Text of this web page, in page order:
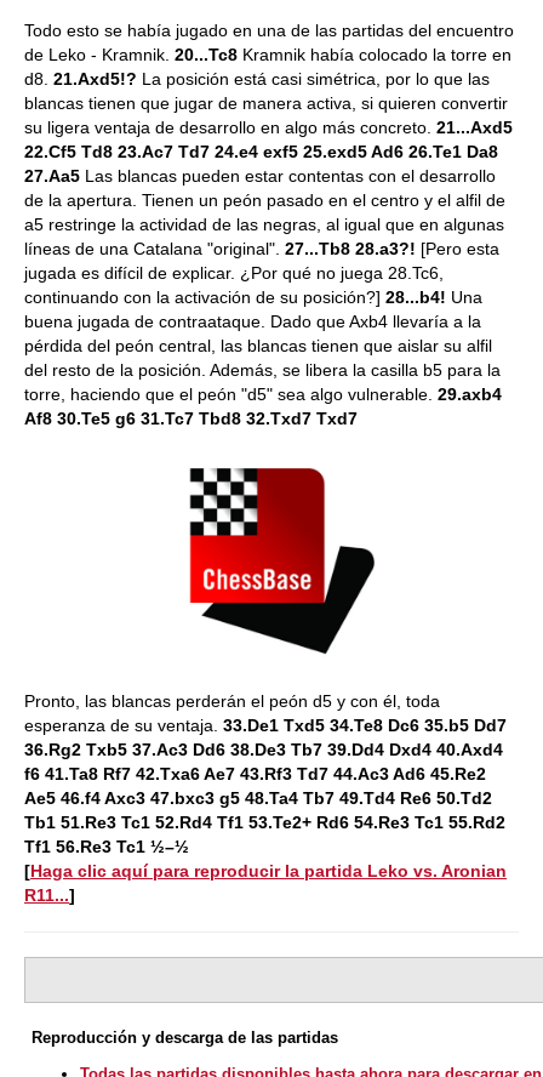
Todo esto se había jugado en una de las partidas del encuentro
de Leko - Kramnik. 20...Tc8 Kramnik había colocado la torre en
d8. 21.Axd5!? La posición está casi simétrica, por lo que las
blancas tienen que jugar de manera activa, si quieren convertir
su ligera ventaja de desarrollo en algo más concreto. 21...Axd5
22.Cf5 Td8 23.Ac7 Td7 24.e4 exf5 25.exd5 Ad6 26.Te1 Da8
27.Aa5 Las blancas pueden estar contentas con el desarrollo
de la apertura. Tienen un peón pasado en el centro y el alfil de
a5 restringe la actividad de las negras, al igual que en algunas
líneas de una Catalana "original". 27...Tb8 28.a3?! [Pero esta
jugada es difícil de explicar. ¿Por qué no juega 28.Tc6,
continuando con la activación de su posición?] 28...b4! Una
buena jugada de contraataque. Dado que Axb4 llevaría a la
pérdida del peón central, las blancas tienen que aislar su alfil
del resto de la posición. Además, se libera la casilla b5 para la
torre, haciendo que el peón "d5" sea algo vulnerable. 29.axb4
Af8 30.Te5 g6 31.Tc7 Tbd8 32.Txd7 Txd7
Pronto, las blancas perderán el peón d5 y con él, toda
esperanza de su ventaja. 33.De1 Txd5 34.Te8 Dc6 35.b5 Dd7
36.Rg2 Txb5 37.Ac3 Dd6 38.De3 Tb7 39.Dd4 Dxd4 40.Axd4
f6 41.Ta8 Rf7 42.Txa6 Ae7 43.Rf3 Td7 44.Ac3 Ad6 45.Re2
Ae5 46.f4 Axc3 47.bxc3 g5 48.Ta4 Tb7 49.Td4 Re6 50.Td2
Tb1 51.Re3 Tc1 52.Rd4 Tf1 53.Te2+ Rd6 54.Re3 Tc1 55.Rd2
Tf1 56.Re3 Tc1 ½–½
[Haga clic aquí para reproducir la partida Leko vs. Aronian
R11...]
Reproducción y descarga de las partidas
Todas las partidas disponibles hasta ahora para descargar